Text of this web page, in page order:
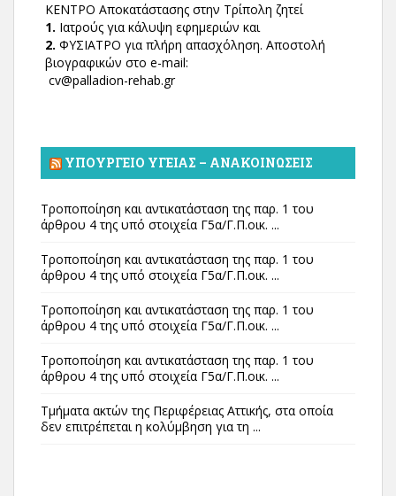
ΚΕΝΤΡΟ Αποκατάστασης στην Τρίπολη ζητεί
1. Ιατρούς για κάλυψη εφημεριών και
2. ΦΥΣΙΑΤΡΟ για πλήρη απασχόληση. Αποστολή
βιογραφικών στο e-mail:
cv@palladion-rehab.gr
ΥΠΟΥΡΓΕΊΟ ΥΓΕΊΑΣ – ΑΝΑΚΟΙΝΏΣΕΙΣ
Τροποποίηση και αντικατάσταση της παρ. 1 του
άρθρου 4 της υπό στοιχεία Γ5α/Γ.Π.οικ. ...
Τροποποίηση και αντικατάσταση της παρ. 1 του
άρθρου 4 της υπό στοιχεία Γ5α/Γ.Π.οικ. ...
Τροποποίηση και αντικατάσταση της παρ. 1 του
άρθρου 4 της υπό στοιχεία Γ5α/Γ.Π.οικ. ...
Τροποποίηση και αντικατάσταση της παρ. 1 του
άρθρου 4 της υπό στοιχεία Γ5α/Γ.Π.οικ. ...
Τμήματα ακτών της Περιφέρειας Αττικής, στα οποία
δεν επιτρέπεται η κολύμβηση για τη ...